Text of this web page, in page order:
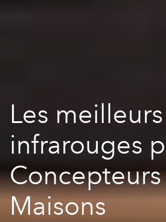
Les meilleurs
infrarouges
Maisons